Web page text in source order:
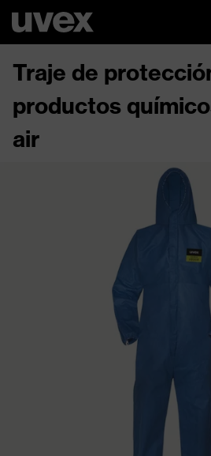
Traje de
productos
air